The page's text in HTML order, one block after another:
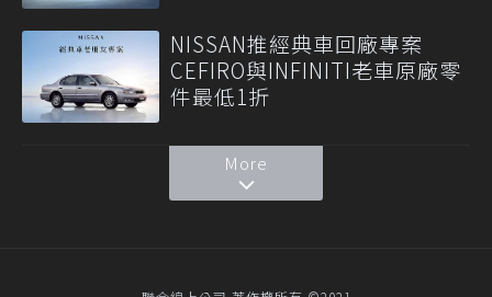
NISSAN推經典車回廠專案
CEFIRO與INFINITI老車原廠零
件最低1折
More